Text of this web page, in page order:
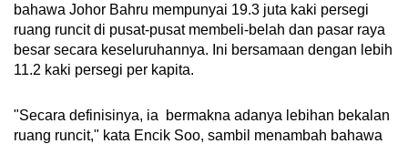
bahawa Johor Bahru mempunyai 19.3 juta kaki persegi
ruang runcit di pusat-pusat membeli-belah dan pasar raya
besar secara keseluruhannya. Ini bersamaan dengan lebih
11.2 kaki persegi per kapita.
"Secara definisinya, ia bermakna adanya lebihan bekalan
ruang runcit," kata Encik Soo, sambil menambah bahawa